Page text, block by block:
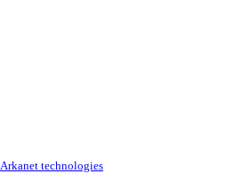
Arkanet technologies